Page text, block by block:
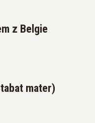
z Belgie
mater)